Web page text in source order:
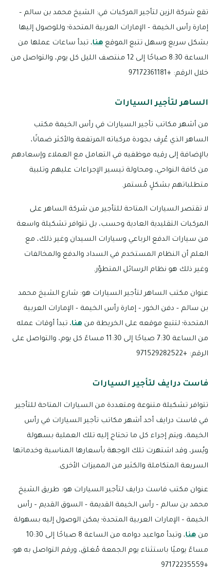
تقع شركة الزين لتأجير المركبات في: الشيخ محمد بن سالم –
إمارة رأس الخيمة – الإمارات العربية المتحدة؛ وللوصول إليها
بشكل سريع وسهل تتبع الموقع هنا، تبدأ ساعات عملها من
الساعة 8:30 صباحًا إلى 12 منتصف الليل كل يوم، والتواصل من
خلال الرقم: +97172361181
الساهر لتأجير السيارات
من أشهر مكاتب تأجير السيارات في رأس الخيمة مكتب
الساهر الذي عُرِف بجودة مركباته المرتفعة والأكثر ضمانًا،
بالإضافة إلى رقيه موظفيه في التعامل مع العملاء وإسعادهم
من كافة النواحي، ومحاولة تيسير الإجراءات عليهم وتلبية
متطلباتهم بشكلٍ مُستمر.
لا تقتصر السيارات المتاحة للتأجير من شركة الساهر على
المركبات التقليدية العادية وحسب، بل تتوافر تشكيلة واسعة
من سيارات الدفع الرباعي وسيارات السيدان وغير ذلك، مع
العلم أن النظام المستخدم في السداد والدفع والمخالفات
وغير ذلك هو نظام الرسائل المتطوّر.
عنوان مكتب الساهر لتأجير السيارات هو: شارع الشيخ محمد
بن سالم – دفن الخور – إمارة رأس الخيمة – الإمارات العربية
المتحدة؛ لتتبع موقعه على الخريطة من هنا، تبدأ أوقات عمله
من الساعة 7:30 صباحًا إلى 11:30 مساءً كل يوم، والتواصل على
الرقم: +971529282522
فاست درايف لتأجير السيارات
تتوافر تشكيلة متنوعة ومتعددة من السيارات المتاحة للتأجير
في فاست درايف أحد أشهر مكاتب تأجير السيارات في رأس
الخيمة، ويتم إجراء كل ما تحتاج إليه تلك العملية بسهولة
ويُسر، وقد اشتهرت تلك الوجهة بأسعارها المناسبة وخدماتها
السريعة المتكاملة والكثير من المميزات الأخرى.
عنوان مكتب فاست درايف لتأجير السيارات هو: طريق الشيخ
محمد بن سالم – رأس الخيمة القديمة – السوق القديم – رأس
الخيمة – الإمارات العربية المتحدة؛ يمكن الوصول إليه بسهولة
من هنا
، وتبدأ مواعيد دوامه من الساعة 8 صباحًا إلى 10:30
مساءً يوميًا باستثناء يوم الجمعة مُغلق، ورقم التواصل به هو:
+97172235559